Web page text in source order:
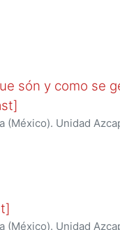
són y como se
Unidad
Unidad